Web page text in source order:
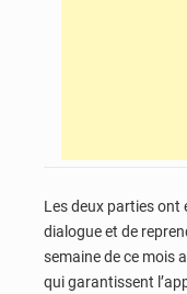
Les deux parties ont
dialogue et de
semaine de ce mois
qui garantissent